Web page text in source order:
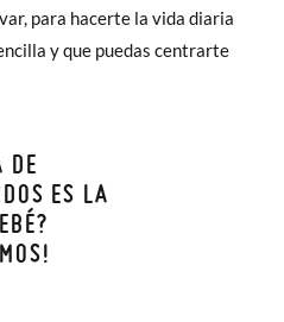
para hacerte la vida diaria
y que puedas centrarte
DE
ES LA